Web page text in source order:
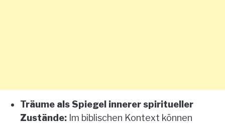
Träume als Spiegel innerer spiritueller
Zustände: Im biblischen Kontext können